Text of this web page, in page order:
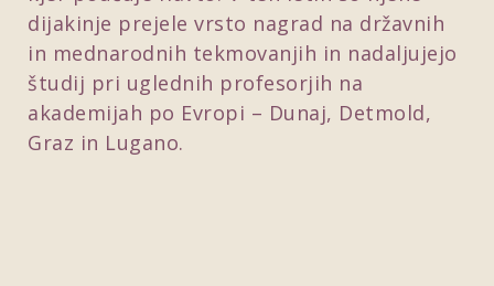
dijakinje prejele vrsto nagrad na državnih
in mednarodnih tekmovanjih in nadaljujejo
študij pri uglednih profesorjih na
akademijah po Evropi – Dunaj, Detmold,
Graz in Lugano.